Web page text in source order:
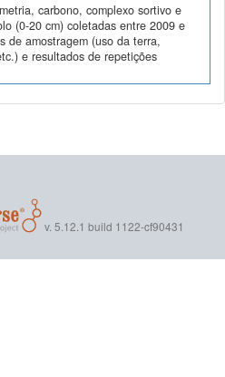
carbono, complexo sortivo e
(0-20 cm) coletadas entre 2009 e
de amostragem (uso da terra,
e resultados de repetições
v. 5.12.1 build 1122-cf90431